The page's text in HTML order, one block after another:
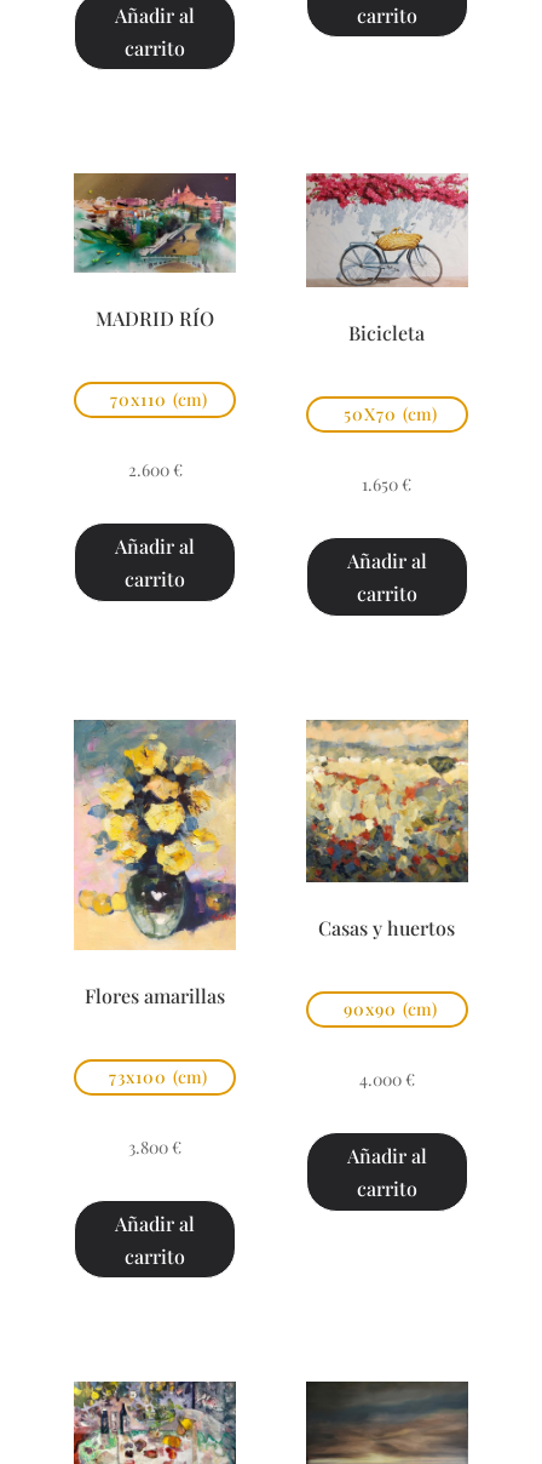
Añadir al
carrito
carrito
MADRID RÍO
70x110 (cm)
2.600 €
Añadir al
carrito
Bicicleta
50X70 (cm)
1.650 €
Añadir al
carrito
Flores amarillas
73x100 (cm)
3.800 €
Añadir al
carrito
Casas y huertos
90x90 (cm)
4.000 €
Añadir al
carrito